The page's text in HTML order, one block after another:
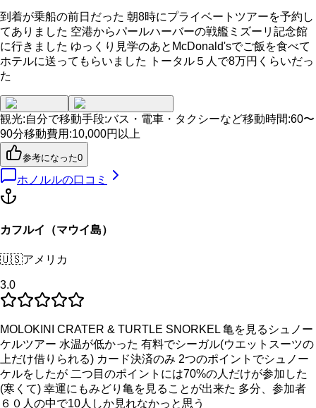
到着が乗船の前日だった 朝8時にプライベートツアーを予約し
てありました 空港からパールハーバーの戦艦ミズーリ記念館
に行きました ゆっくり見学のあとMcDonald'sでご飯を食べて
ホテルに送ってもらいました トータル５人で8万円くらいだっ
た
観光:自分で移動手段:バス・電車・タクシーなど移動時間:60〜
90分移動費用 :10,000円以上
参考になった0
ホノルルの口コミ
カフルイ（マウイ島）
🇺🇸アメリカ
3.0
MOLOKINI CRATER & TURTLE SNORKEL 亀を見るシュノー
ケルツアー 水温が低かった 有料でシーガル(ウエットスーツの
上だけ借りられる) カード決済のみ 2つのポイントでシュノー
ケルをしたが 二つ目のポイントには70%の人だけが参加した
(寒くて) 幸運にもみどり亀を見ることが出来た 多分、参加者
６０人の中で10人しか見れなかっと思う